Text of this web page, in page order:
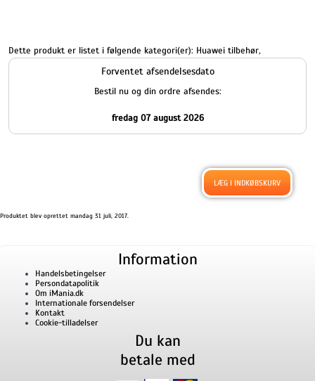
Dette produkt er listet i følgende kategori(er): Huawei tilbehør,
Forventet afsendelsesdato
Bestil nu og din ordre afsendes:
fredag 07 august 2026
Produktet blev oprettet mandag 31 juli, 2017.
Information
Handelsbetingelser
Persondatapolitik
Om iMania.dk
Internationale forsendelser
Kontakt
Cookie-tilladelser
Du kan
betale med